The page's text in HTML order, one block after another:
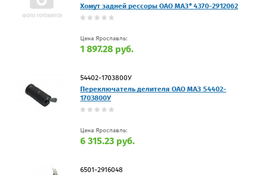
Хомут задней рессоры ОАО МАЗ* 4370-2912062
Цена Ярославль:
1 897.28 руб.
54402-1703800У
Переключатель делителя ОАО МАЗ 54402-
1703800У
Цена Ярославль:
6 315.23 руб.
6501-2916048